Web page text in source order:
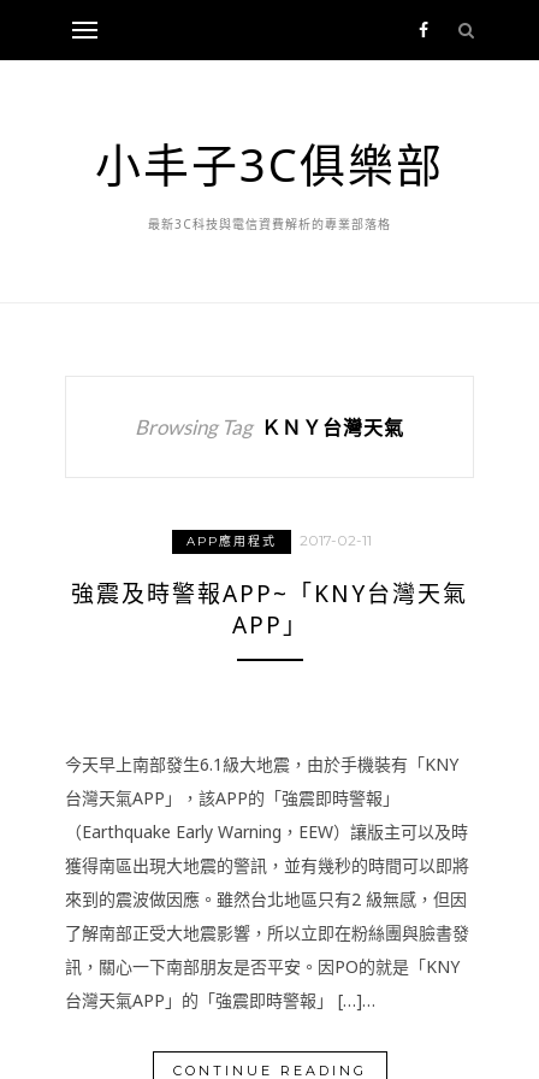
小丰子3C俱樂部
最新3C科技與電信資費解析的專業部落格
Browsing Tag ＫＮＹ台灣天氣
APP應用程式 2017-02-11
強震及時警報APP~「KNY台灣天氣
APP」
今天早上南部發生6.1級大地震，由於手機裝有「KNY
台灣天氣APP」，該APP的「強震即時警報」
（Earthquake Early Warning，EEW）讓版主可以及時
獲得南區出現大地震的警訊，並有幾秒的時間可以即將
來到的震波做因應。雖然台北地區只有2 級無感，但因
了解南部正受大地震影響，所以立即在粉絲團與臉書發
訊，關心一下南部朋友是否平安。因PO的就是「KNY
台灣天氣APP」的「強震即時警報」 […]…
CONTINUE READING